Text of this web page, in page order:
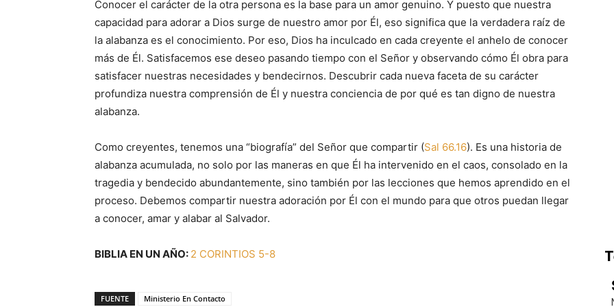
Conocer el carácter de la otra persona es la base para un amor genuino. Y puesto que nuestra
capacidad para adorar a Dios surge de nuestro amor por Él, eso significa que la verdadera raíz de
la alabanza es el conocimiento. Por eso, Dios ha inculcado en cada creyente el anhelo de conocer
más de Él. Satisfacemos ese deseo pasando tiempo con el Señor y observando cómo Él obra para
satisfacer nuestras necesidades y bendecirnos. Descubrir cada nueva faceta de su carácter
profundiza nuestra comprensión de Él y nuestra conciencia de por qué es tan digno de nuestra
alabanza.
Como creyentes, tenemos una “biografía” del Señor que compartir (Sal 66.16). Es una historia de
alabanza acumulada, no solo por las maneras en que Él ha intervenido en el caos, consolado en la
tragedia y bendecido abundantemente, sino también por las lecciones que hemos aprendido en el
proceso. Debemos compartir nuestra adoración por Él con el mundo para que otros puedan llegar
a conocer, amar y alabar al Salvador.
BIBLIA EN UN AÑO: 2 CORINTIOS 5-8
FUENTE Ministerio En Contacto